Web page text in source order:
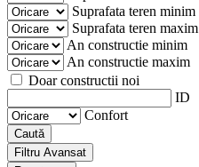
Suprafata teren minim
Suprafata teren maxim
An constructie minim
An constructie maxim
Doar constructii noi
ID
Confort
Caută
Filtru Avansat